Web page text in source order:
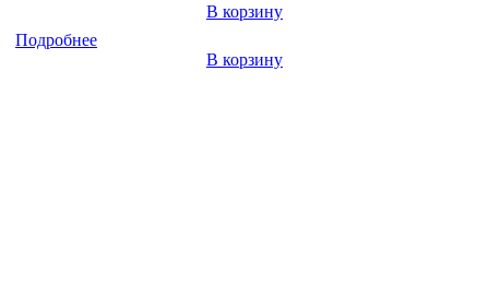
В корзину
Подробнее
В корзину